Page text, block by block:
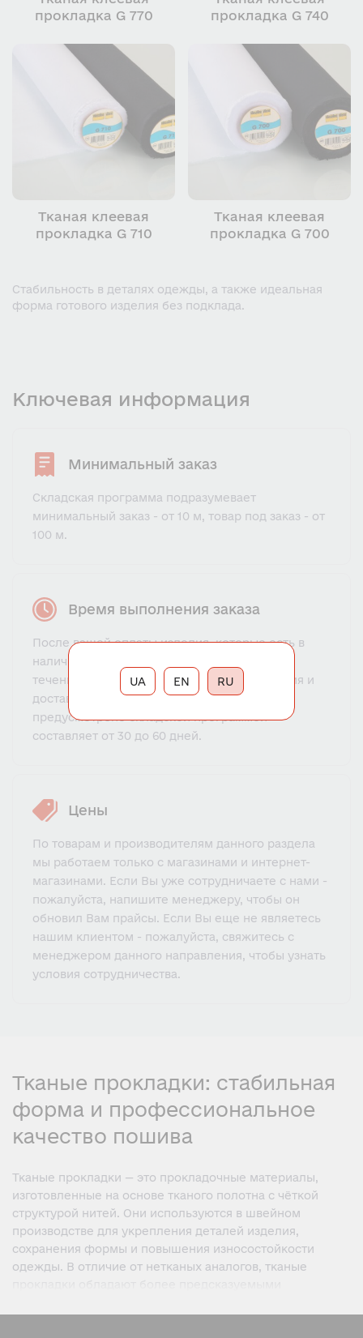
прокладка G 770
прокладка G 740
Тканая клеевая
прокладка G 710
Тканая клеевая
прокладка G 700
Стабильность в деталях одежды, а также идеальная
форма готового изделия без подклада.
Ключевая информация
Минимальный заказ
Складская программа подразумевает
минимальный заказ - от 10 м, товар под заказ - от
100 м.
Время выполнения заказа
После вашей оплаты изделия, которые есть в
наличии на складе, отправляются клиенту в
течении 1-3 рабочих дней. Срок изготовления и
доставки изделий , наличие которых не
предусмотрено складской программой
составляет от 30 до 60 дней.
Цены
По товарам и производителям данного раздела
мы работаем только с магазинами и интернет-
магазинами. Если Вы уже сотрудничаете с нами -
пожалуйста, напишите менеджеру, чтобы он
обновил Вам прайсы. Если Вы еще не являетесь
нашим клиентом - пожалуйста, свяжитесь с
менеджером данного направления, чтобы узнать
условия сотрудничества.
Тканые прокладки: стабильная
форма и профессиональное
качество пошива
Тканые прокладки — это прокладочные материалы,
изготовленные на основе тканого полотна с чёткой
структурой нитей. Они используются в швейном
производстве для укрепления деталей изделия,
сохранения формы и повышения износостойкости
одежды. В отличие от нетканых аналогов, тканые
RU
UA EN